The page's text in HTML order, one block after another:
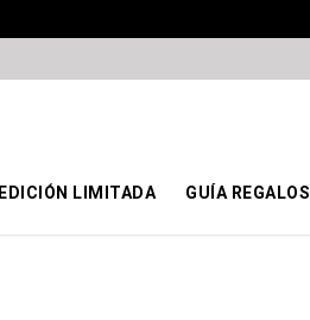
EDICIÓN LIMITADA GUÍA REGALOS